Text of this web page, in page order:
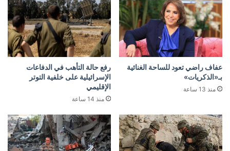
عفاف راضي تعود للساحة الغنائية
بـ«الذكريات»
منذ 13 ساعة
رفع حالة التأهب في الدفاعات
الإسرائيلية على خلفية التوتر
الإقليمي
منذ 14 ساعة